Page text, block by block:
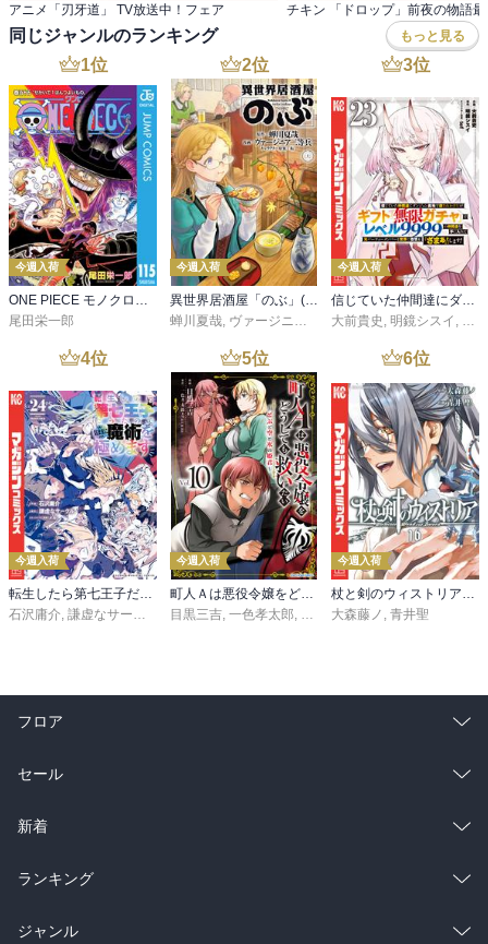
アニメ「刃牙道」 TV放送中！フェア
同じジャンルのランキング もっと見る
1位
今週入荷
ONE PIECE モノクロ版 115
尾田栄一郎
2位
今週入荷
異世界居酒屋「のぶ」(22)
蝉川夏哉, ヴァージニア二等兵 ,転
3位
今週入荷
信じていた仲間達にダンジョン奥地で殺されかけたがギフト『無限ガチャ』でレベル９９９９の仲間達を手に入れて元パーティーメンバーと世界に復讐＆『ざまぁ！』します！（２３）
大前貴史 , 明鏡シスイ , ｔ
4位
今週入荷
転生したら第七王子だったので、気ままに魔術を極めます（２４）
石沢庸介, 謙虚なサークル メル。
5位
今週入荷
町人Ａは悪役令嬢をどうしても救いたい ～どぶと空と氷の姫君～１０【電子書店共通特典イラスト付】
目黒三吉, 一色孝太郎, Parum
6位
今週入荷
杖と剣のウィストリア（１６）
大森藤ノ , 青井聖
フロア
総合
ラノベ
雑誌・グラビア
BL・TL
セール
総合
ラノベ
雑誌・グラビア
新着
総合
ラノベ
ランキング
総合
ジャンル